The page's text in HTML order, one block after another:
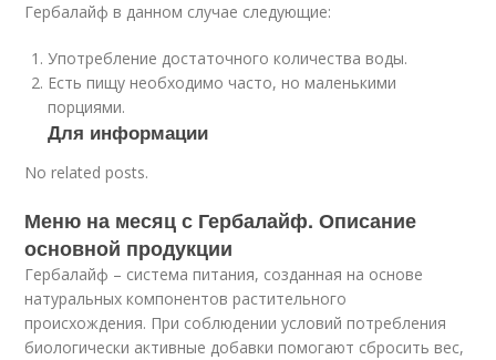
Гербалайф в данном случае следующие:
Употребление достаточного количества воды.
Есть пищу необходимо часто, но маленькими
порциями.
Для информации
No related posts.
Меню на месяц с Гербалайф. Описание
основной продукции
Гербалайф – система питания, созданная на основе
натуральных компонентов растительного
происхождения. При соблюдении условий потребления
биологически активные добавки помогают сбросить вес,